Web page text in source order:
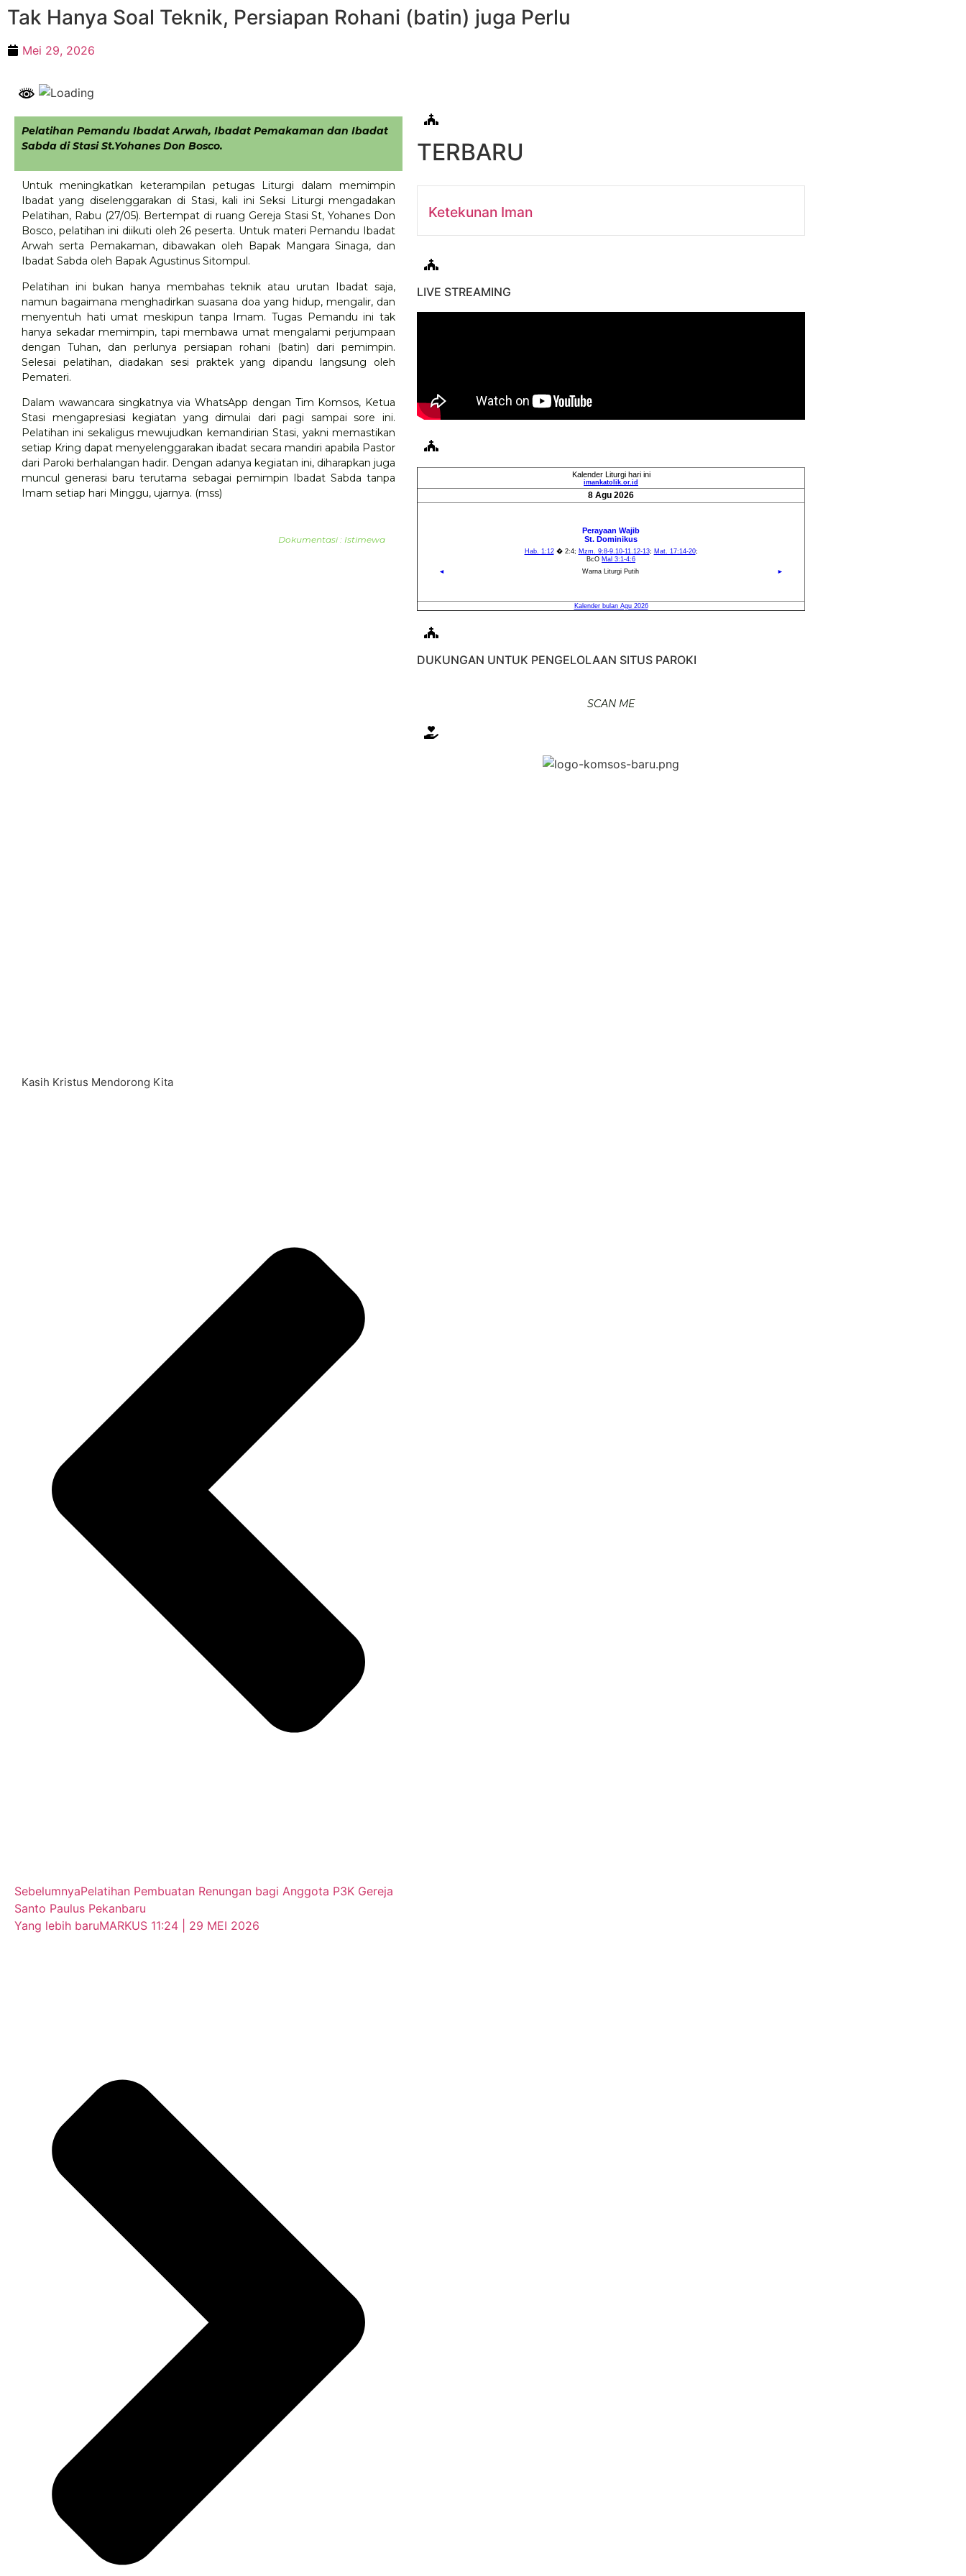
Tak Hanya Soal Teknik, Persiapan Rohani (batin) juga Perlu
Mei 29, 2026
Pelatihan Pemandu Ibadat Arwah, Ibadat Pemakaman dan Ibadat
Sabda di Stasi St.Yohanes Don Bosco.
Untuk meningkatkan keterampilan petugas Liturgi dalam memimpin
Ibadat yang diselenggarakan di Stasi, kali ini Seksi Liturgi mengadakan
Pelatihan, Rabu (27/05). Bertempat di ruang Gereja Stasi St, Yohanes Don
Bosco, pelatihan ini diikuti oleh 26 peserta. Untuk materi Pemandu Ibadat
Arwah serta Pemakaman, dibawakan oleh Bapak Mangara Sinaga, dan
Ibadat Sabda oleh Bapak Agustinus Sitompul.
Pelatihan ini bukan hanya membahas teknik atau urutan Ibadat saja,
namun bagaimana menghadirkan suasana doa yang hidup, mengalir, dan
menyentuh hati umat meskipun tanpa Imam. Tugas Pemandu ini tak
hanya sekadar memimpin, tapi membawa umat mengalami perjumpaan
dengan Tuhan, dan perlunya persiapan rohani (batin) dari pemimpin.
Selesai pelatihan, diadakan sesi praktek yang dipandu langsung oleh
Pemateri.
Dalam wawancara singkatnya via WhatsApp dengan Tim Komsos, Ketua
Stasi mengapresiasi kegiatan yang dimulai dari pagi sampai sore ini.
Pelatihan ini sekaligus mewujudkan kemandirian Stasi, yakni memastikan
setiap Kring dapat menyelenggarakan ibadat secara mandiri apabila Pastor
dari Paroki berhalangan hadir. Dengan adanya kegiatan ini, diharapkan juga
muncul generasi baru terutama sebagai pemimpin Ibadat Sabda tanpa
Imam setiap hari Minggu, ujarnya. (mss)
Dokumentasi : Istimewa
Kasih Kristus Mendorong Kita
SebelumnyaPelatihan Pembuatan Renungan bagi Anggota P3K Gereja
Santo Paulus Pekanbaru
Yang lebih baruMARKUS 11:24 | 29 MEI 2026
TERBARU
Ketekunan Iman
LIVE STREAMING
DUKUNGAN UNTUK PENGELOLAAN SITUS PAROKI
SCAN ME